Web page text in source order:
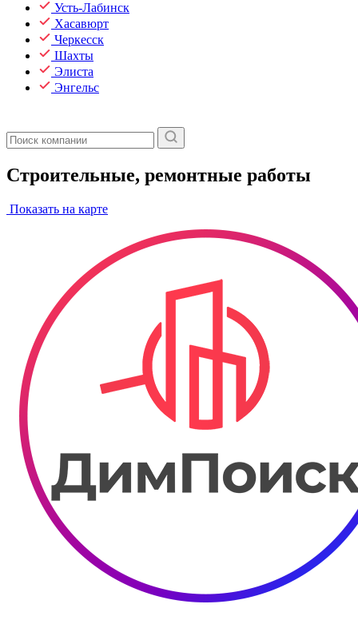
Усть-Лабинск
Хасавюрт
Черкесск
Шахты
Элиста
Энгельс
Строительные, ремонтные работы
Показать на карте